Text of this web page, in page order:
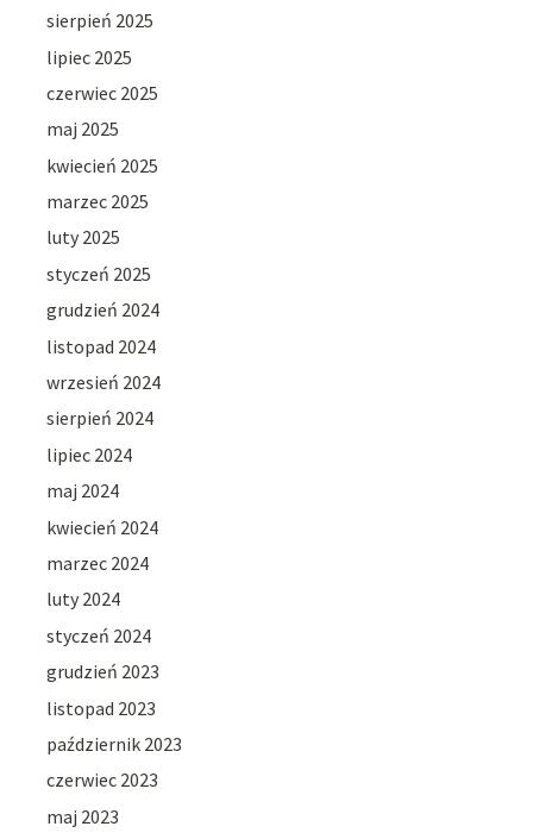
sierpień 2025
lipiec 2025
czerwiec 2025
maj 2025
kwiecień 2025
marzec 2025
luty 2025
styczeń 2025
grudzień 2024
listopad 2024
wrzesień 2024
sierpień 2024
lipiec 2024
maj 2024
kwiecień 2024
marzec 2024
luty 2024
styczeń 2024
grudzień 2023
listopad 2023
październik 2023
czerwiec 2023
maj 2023